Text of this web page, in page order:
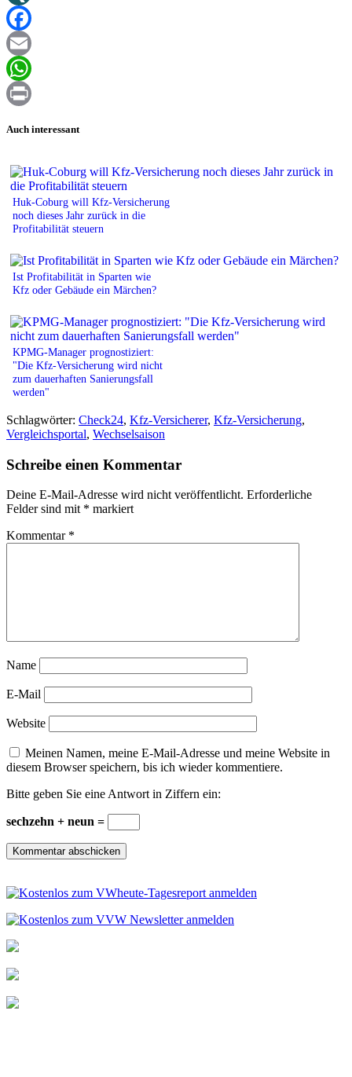
XING
Facebook
Email
WhatsApp
Auch interessant
Huk-Coburg will Kfz-Versicherung
noch dieses Jahr zurück in die
Profitabilität steuern
Ist Profitabilität in Sparten wie
Kfz oder Gebäude ein Märchen?
KPMG-Manager prognostiziert:
"Die Kfz-Versicherung wird nicht
zum dauerhaften Sanierungsfall
werden"
Schlagwörter: Check24, Kfz-Versicherer, Kfz-Versicherung,
Vergleichsportal, Wechselsaison
Schreibe einen Kommentar
Deine E-Mail-Adresse wird nicht veröffentlicht. Erforderliche
Felder sind mit * markiert
Kommentar *
Name
E-Mail
Website
Meinen Namen, meine E-Mail-Adresse und meine Website in
diesem Browser speichern, bis ich wieder kommentiere.
Bitte geben Sie eine Antwort in Ziffern ein:
sechzehn + neun =